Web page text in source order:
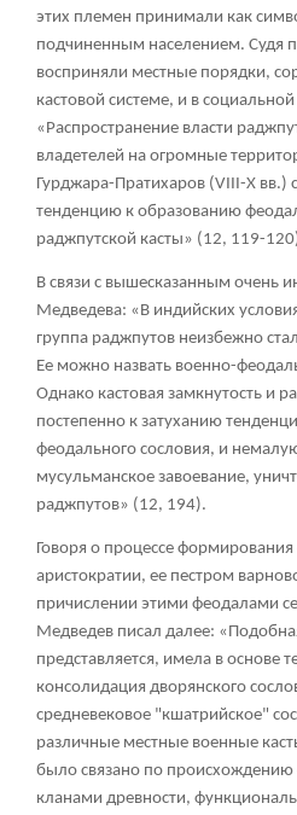
этих племен принимали как
подчиненным населением. Судя
восприняли местные порядки,
кастовой системе, и в
«Распространение власти
владетелей на огромные
Гурджара-Пратихаров (VIII-X вв.)
тенденцию к образованию
раджпутской касты» (12, 119-
В связи с вышесказанным очень
Медведева: «В индийских
группа раджпутов неизбежно
Ее можно назвать военно-
Однако кастовая замкнутость и
постепенно к затуханию
феодального сословия, и
мусульманское завоевание,
раджпутов» (12, 194).
Говоря о процессе формирования
аристократии, ее пестром
причислении этими феодалами
Медведев писал далее:
представляется, имела в основе
консолидация дворянского
средневековое "кшатрийское"
различные местные военные
было связано по происхождению
кланами древности,